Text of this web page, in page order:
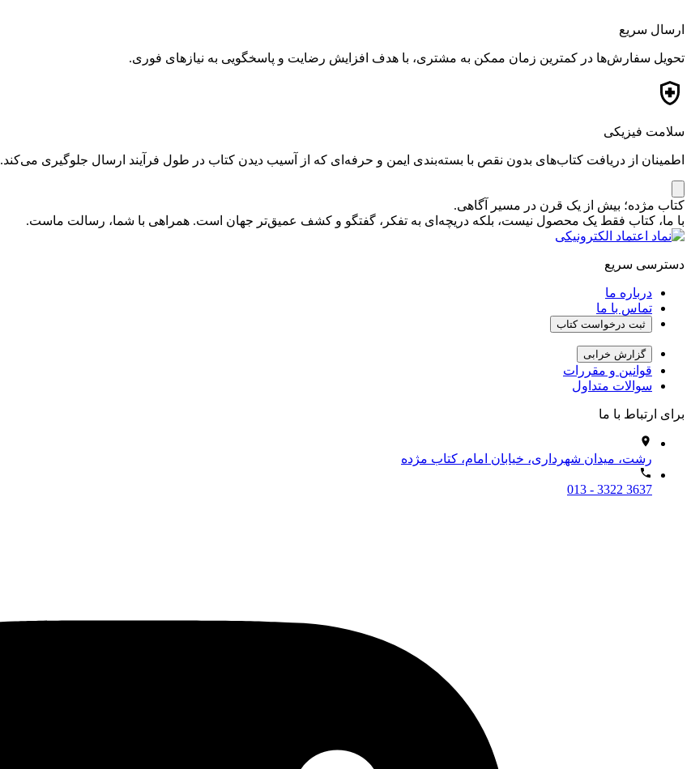
ارسال سریع
تحویل سفارش‌ها در کمترین زمان ممکن به مشتری، با هدف افزایش رضایت و پاسخگویی به نیازهای فوری.
سلامت فیزیکی
اطمینان از دریافت کتاب‌های بدون نقص با بسته‌بندی ایمن و حرفه‌ای که از آسیب دیدن کتاب در طول فرآیند ارسال جلوگیری می‌کند.
کتاب مژده؛ بیش از یک قرن در مسیر آگاهی.
با ما، کتاب فقط یک محصول نیست، بلکه دریچه‌ای به تفکر، گفتگو و کشف عمیق‌تر جهان است. همراهی با شما، رسالت ماست.
دسترسی سریع
درباره ما
تماس با ما
ثبت درخواست کتاب
گزارش خرابی
قوانین و مقررات
سوالات متداول
برای ارتباط با ما
رشت، میدان شهرداری، خیابان امام، کتاب مژده
013 - 3322 3637